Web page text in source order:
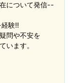
について発信--
験!!
問や不安を
います。